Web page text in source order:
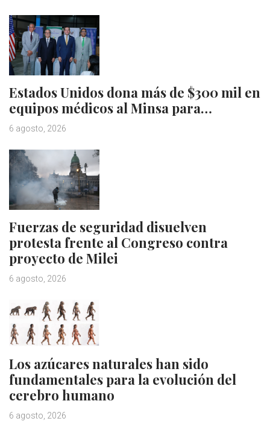
Estados Unidos dona más de $300 mil en
equipos médicos al Minsa para…
6 agosto, 2026
Fuerzas de seguridad disuelven
protesta frente al Congreso contra
proyecto de Milei
6 agosto, 2026
Los azúcares naturales han sido
fundamentales para la evolución del
cerebro humano
6 agosto, 2026